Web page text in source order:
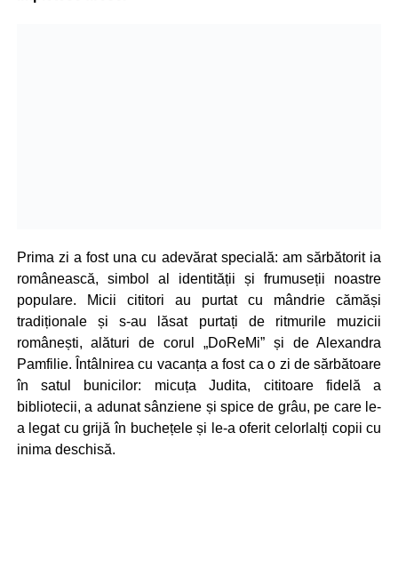
Prima zi a fost una cu adevărat specială: am sărbătorit ia
românească, simbol al identității și frumuseții noastre
populare. Micii cititori au purtat cu mândrie cămăși
tradiționale și s-au lăsat purtați de ritmurile muzicii
românești, alături de corul „DoReMi” și de Alexandra
Pamfilie. Întâlnirea cu vacanța a fost ca o zi de sărbătoare
în satul bunicilor: micuța Judita, cititoare fidelă a
bibliotecii, a adunat sânziene și spice de grâu, pe care le-
a legat cu grijă în buchețele și le-a oferit celorlalți copii cu
inima deschisă.